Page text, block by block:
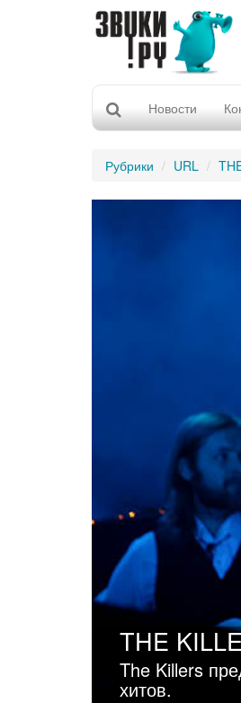
Новости
Рубрики URL
THE
The Killers
хитов.